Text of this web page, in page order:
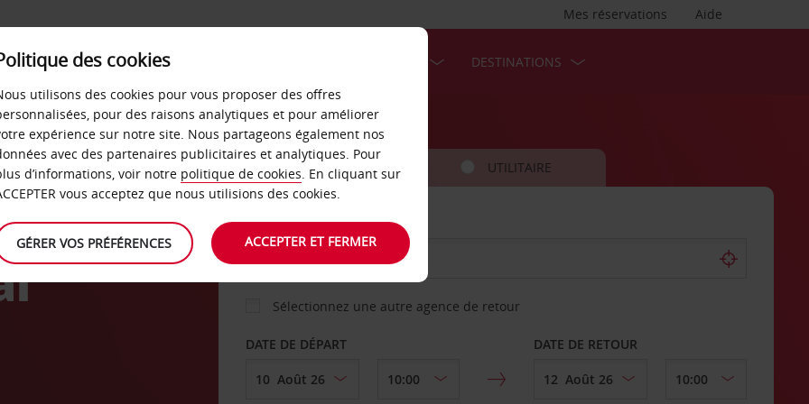
Aide
Mes réservations
LIBRE-SERVICE DESTINATIONS
VOITURE UTILITAIRE
AGENCE DE DÉPART
Sélectionnez une autre agence de retour
DATE DE DÉPART DATE DE RETOUR
des cookies
utilisons des cookies pour vous proposer des offres
pour des raisons analytiques et pour améliorer
expérience sur notre site. Nous partageons également nos
avec des partenaires publicitaires et analytiques. Pour
d’informations, voir notre politique de cookies. En cliquant sur
vous acceptez que nous utilisions des cookies.
GÉRER VOS PRÉFÉRENCES ACCEPTER ET FERMER